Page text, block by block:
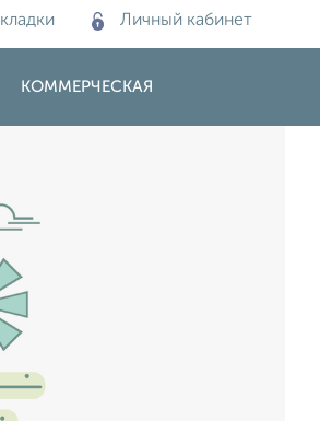
Личный кабинет
КОММЕРЧЕСКАЯ